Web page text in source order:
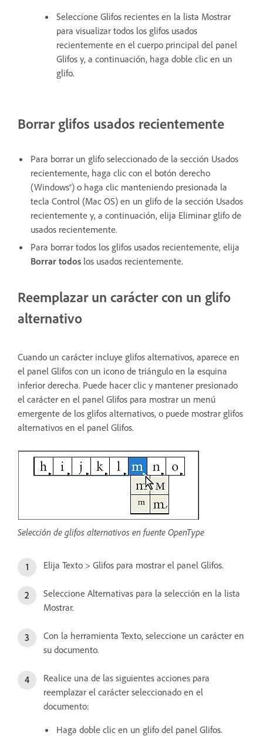
Seleccione Glifos recientes en la lista Mostrar
para visualizar todos los glifos usados
recientemente en el cuerpo principal del panel
Glifos y, a continuación, haga doble clic en un
glifo.
Borrar glifos usados recientemente
Para borrar un glifo seleccionado de la sección Usados
recientemente, haga clic con el botón derecho
(Windows®) o haga clic manteniendo presionada la
tecla Control (Mac OS) en un glifo de la sección Usados
recientemente y, a continuación, elija Eliminar glifo de
usados recientemente.
Para borrar todos los glifos usados recientemente, elija
Borrar todos los usados recientemente.
Reemplazar un carácter con un glifo
alternativo
Cuando un carácter incluye glifos alternativos, aparece en
el panel Glifos con un icono de triángulo en la esquina
inferior derecha. Puede hacer clic y mantener presionado
el carácter en el panel Glifos para mostrar un menú
emergente de los glifos alternativos, o puede mostrar glifos
alternativos en el panel Glifos.
Selección de glifos alternativos en fuente OpenType
Elija Texto > Glifos para mostrar el panel Glifos.
Seleccione Alternativas para la selección en la lista
Mostrar.
Con la herramienta Texto, seleccione un carácter en
su documento.
Realice una de las siguientes acciones para
reemplazar el carácter seleccionado en el
documento:
Haga doble clic en un glifo del panel Glifos.